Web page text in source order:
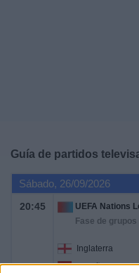
Guía de partidos
Sábado, 26/09/2026
20:45
UEFA Nations
Fase de grupos
Inglaterra
España
Noticias